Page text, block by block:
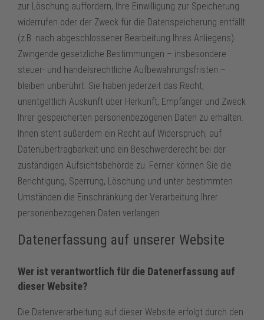
zur Löschung auffordern, Ihre Einwilligung zur Speicherung
widerrufen oder der Zweck für die Datenspeicherung entfällt
(z.B. nach abgeschlossener Bearbeitung Ihres Anliegens).
Zwingende gesetzliche Bestimmungen – insbesondere
steuer- und handelsrechtliche Aufbewahrungsfristen –
bleiben unberührt. Sie haben jederzeit das Recht,
unentgeltlich Auskunft über Herkunft, Empfänger und Zweck
Ihrer gespeicherten personenbezogenen Daten zu erhalten.
Ihnen steht außerdem ein Recht auf Widerspruch, auf
Datenübertragbarkeit und ein Beschwerderecht bei der
zuständigen Aufsichtsbehörde zu. Ferner können Sie die
Berichtigung, Sperrung, Löschung und unter bestimmten
Umständen die Einschränkung der Verarbeitung Ihrer
personenbezogenen Daten verlangen.
Datenerfassung auf unserer Website
Wer ist verantwort lich für die Datenerfassung auf
dieser Website?
Die Datenverarbeitung auf dieser Website erfolgt durch den